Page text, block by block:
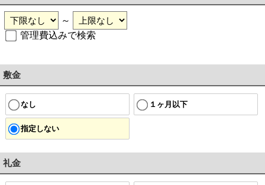
～
管理費込みで検索
敷金
なし １ヶ月以下
指定しない
礼金